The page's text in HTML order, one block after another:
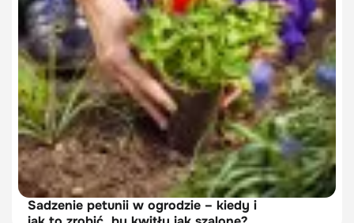
Sadzenie petunii w ogrodzie – kiedy i